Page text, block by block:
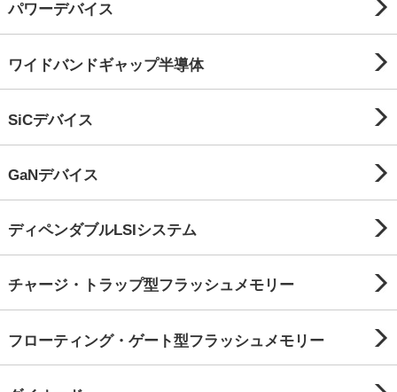
パワーデバイス
ワイドバンドギャップ半導体
SiCデバイス
GaNデバイス
ディペンダブルLSIシステム
チャージ・トラップ型フラッシュメモリー
フローティング・ゲート型フラッシュメモリー